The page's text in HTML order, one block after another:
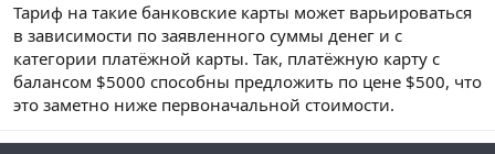
Тариф на такие банковские карты может варьироваться
в зависимости по заявленного суммы денег и с
категории платёжной карты. Так, платёжную карту с
балансом $5000 способны предложить по цене $500, что
это заметно ниже первоначальной стоимости.